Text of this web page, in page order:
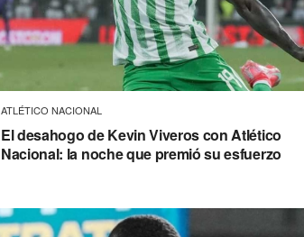
ATLÉTICO NACIONAL
El desahogo de Kevin Viveros con Atlético
Nacional: la noche que premió su esfuerzo